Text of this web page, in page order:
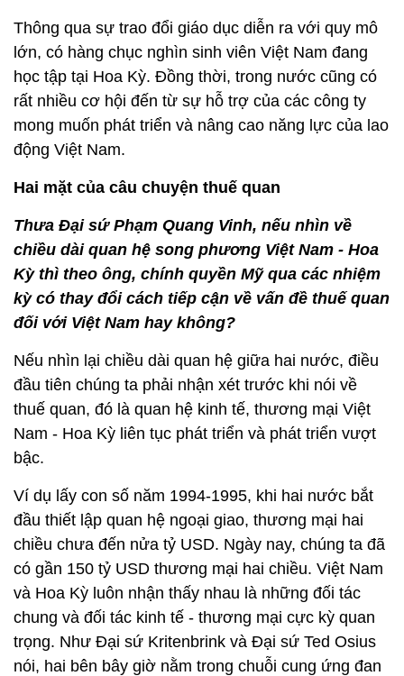
Thông qua sự trao đổi giáo dục diễn ra với quy mô
lớn, có hàng chục nghìn sinh viên Việt Nam đang
học tập tại Hoa Kỳ. Đồng thời, trong nước cũng có
rất nhiều cơ hội đến từ sự hỗ trợ của các công ty
mong muốn phát triển và nâng cao năng lực của lao
động Việt Nam.
Hai mặt của câu chuyện thuế quan
Thưa Đại sứ Phạm Quang Vinh, nếu nhìn về
chiều dài quan hệ song phương Việt Nam - Hoa
Kỳ thì theo ông, chính quyền Mỹ qua các nhiệm
kỳ có thay đổi cách tiếp cận về vấn đề thuế quan
đối với Việt Nam hay không?
Nếu nhìn lại chiều dài quan hệ giữa hai nước, điều
đầu tiên chúng ta phải nhận xét trước khi nói về
thuế quan, đó là quan hệ kinh tế, thương mại Việt
Nam - Hoa Kỳ liên tục phát triển và phát triển vượt
bậc.
Ví dụ lấy con số năm 1994-1995, khi hai nước bắt
đầu thiết lập quan hệ ngoại giao, thương mại hai
chiều chưa đến nửa tỷ USD. Ngày nay, chúng ta đã
có gần 150 tỷ USD thương mại hai chiều. Việt Nam
và Hoa Kỳ luôn nhận thấy nhau là những đối tác
chung và đối tác kinh tế - thương mại cực kỳ quan
trọng. Như Đại sứ Kritenbrink và Đại sứ Ted Osius
nói, hai bên bây giờ nằm trong chuỗi cung ứng đan